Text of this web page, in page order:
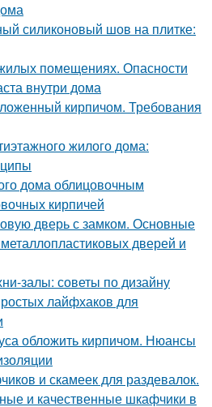
силиконовый шов на плитке:
помещениях. Опасности
внутри дома
кирпичом. Требования
жилого дома:
дома облицовочным
кирпичей
дверь с замком. Основные
дверей и
залы: советы по дизайну
лайфхаков для
обложить кирпичом. Нюансы
и скамеек для раздевалок.
и качественные шкафчики в